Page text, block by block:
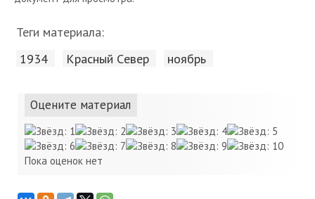
Теги материала:
1934 Красный Cевер ноябрь
Оцените материал
Пока оценок нет